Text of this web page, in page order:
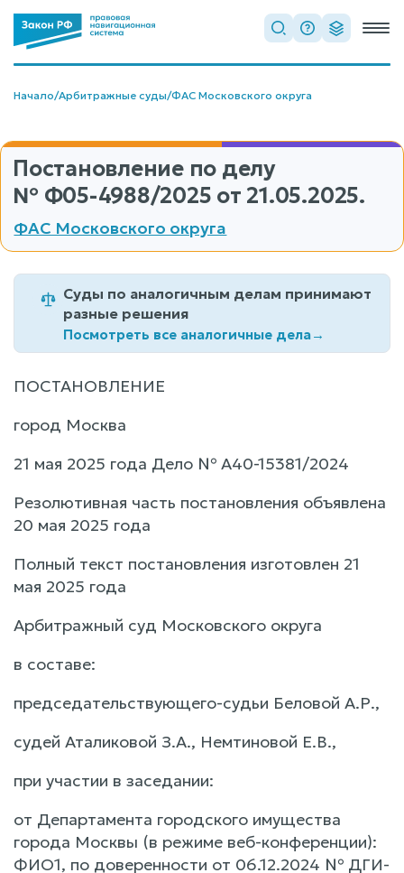
Начало/Арбитражные суды/ФАС Московского округа
Постановление по делу
№ Ф05-4988/2025 от 21.05.2025.
ФАС Московского округа
Суды по аналогичным делам принимают
разные решения
Посмотреть все аналогичные дела→
ПОСТАНОВЛЕНИЕ
город Москва
21 мая 2025 года Дело № А40-15381/2024
Резолютивная часть постановления объявлена
20 мая 2025 года
Полный текст постановления изготовлен 21
мая 2025 года
Арбитражный суд Московского округа
в составе:
председательствующего-судьи Беловой А.Р.,
судей Аталиковой З.А., Немтиновой Е.В.,
при участии в заседании:
от Департамента городского имущества
города Москвы (в режиме веб-конференции):
ФИО1, по доверенности от 06.12.2024 № ДГИ-